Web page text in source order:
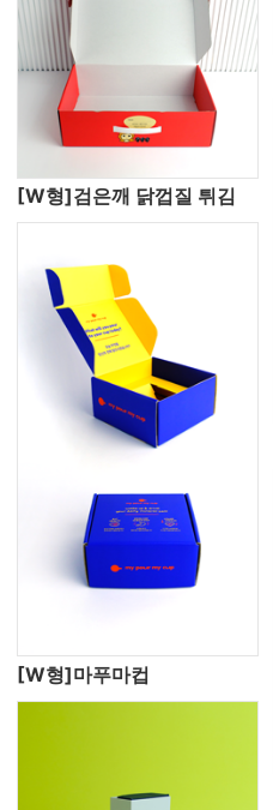
[W형]검은깨 닭껍질 튀김
[W형]마푸마컵